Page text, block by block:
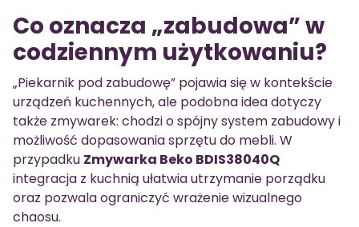
Co oznacza „zabudowa” w
codziennym użytkowaniu?
„Piekarnik pod zabudowę” pojawia się w kontekście
urządzeń kuchennych, ale podobna idea dotyczy
także zmywarek: chodzi o spójny system zabudowy i
możliwość dopasowania sprzętu do mebli. W
przypadku Zmywarka Beko BDIS38040Q
integracja z kuchnią ułatwia utrzymanie porządku
oraz pozwala ograniczyć wrażenie wizualnego
chaosu.